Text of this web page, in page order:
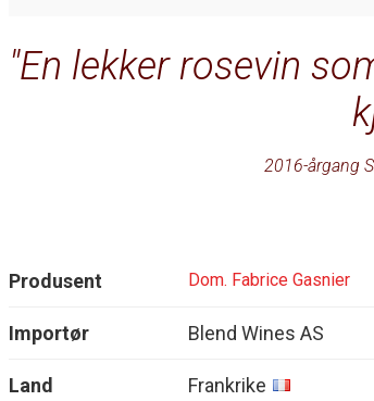
En lekker rosevin
2016-årgang
Produsent Dom. Fabrice Gasnier
Importør Blend Wines AS
Land Frankrike